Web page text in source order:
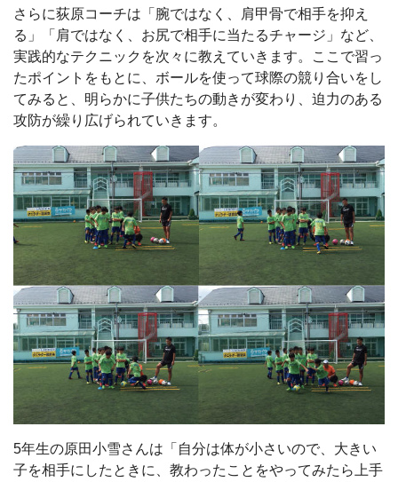
さらに荻原コーチは「腕ではなく、肩甲骨で相手を抑え
る」「肩ではなく、お尻で相手に当たるチャージ」など、
実践的なテクニックを次々に教えていきます。ここで習っ
たポイントをもとに、ボールを使って球際の競り合いをし
てみると、明らかに子供たちの動きが変わり、迫力のある
攻防が繰り広げられていきます。
5年生の原田小雪さんは「自分は体が小さいので、大きい
子を相手にしたときに、教わったことをやってみたら上手